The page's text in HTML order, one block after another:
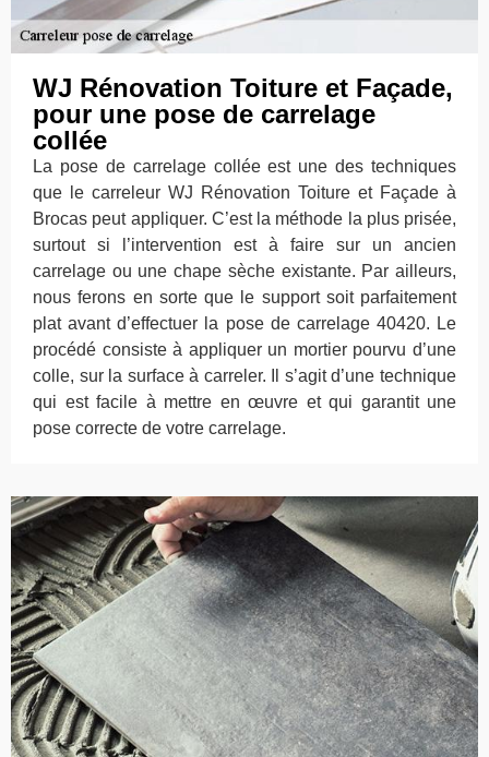
WJ Rénovation Toiture et Façade,
pour une pose de carrelage
collée
La pose de carrelage collée est une des techniques
que le carreleur WJ Rénovation Toiture et Façade à
Brocas peut appliquer. C’est la méthode la plus prisée,
surtout si l’intervention est à faire sur un ancien
carrelage ou une chape sèche existante. Par ailleurs,
nous ferons en sorte que le support soit parfaitement
plat avant d’effectuer la pose de carrelage 40420. Le
procédé consiste à appliquer un mortier pourvu d’une
colle, sur la surface à carreler. Il s’agit d’une technique
qui est facile à mettre en œuvre et qui garantit une
pose correcte de votre carrelage.